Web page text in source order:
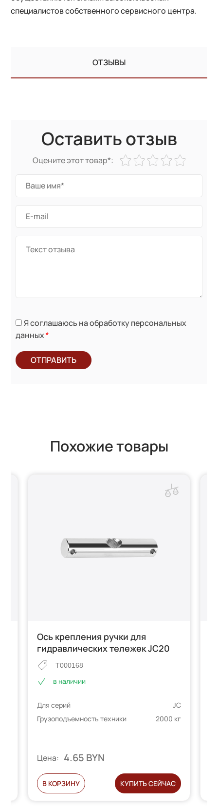
специалистов собственного сервисного центра.
ОТЗЫВЫ
Оставить отзыв
Оцените этот товар*:
Я соглашаюсь на обработку персональных
данных*
ОТПРАВИТЬ
Похожие товары
Ось крепления ручки для
гидравлических тележек JC20
T000168
в наличии
Для серий
JC
Грузоподъемность техники
2000 кг
Цена: 4.65 BYN
В КОРЗИНУ КУПИТЬ СЕЙЧАС